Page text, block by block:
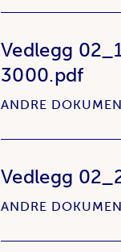
Vedlegg
3000.pdf
ANDRE
Vedlegg
ANDRE